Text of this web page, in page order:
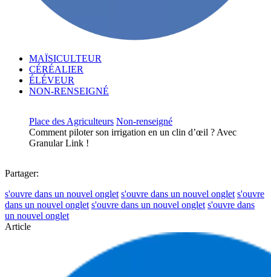
MAÏSICULTEUR
CÉRÉALIER
ÉLÉVEUR
NON-RENSEIGNÉ
Place des Agriculteurs Non-renseigné
Comment piloter son irrigation en un clin d’œil ? Avec
Granular Link !
Partager:
s'ouvre dans un nouvel onglet s'ouvre dans un nouvel onglet s'ouvre
dans un nouvel onglet s'ouvre dans un nouvel onglet s'ouvre dans
un nouvel onglet
Article